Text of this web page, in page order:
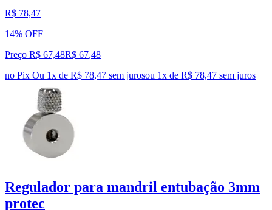
R$ 78,47
14% OFF
Preço R$ 67,48R$ 67,48
no Pix Ou 1x de R$ 78,47 sem jurosou 1x de R$ 78,47 sem juros
Regulador para mandril entubação 3mm
protec